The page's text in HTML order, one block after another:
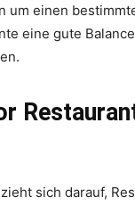
um einen
eine gute
sich darauf,